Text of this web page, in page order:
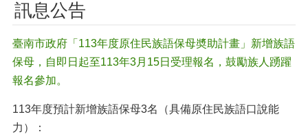
訊息公告
臺南市政府「113年度原住民族語保母奬助計畫」新增族語
保母，自即日起至113年3月15日受理報名，鼓勵族人踴躍
報名參加。
113年度預計新增族語保母3名（具備原住民族語口說能
力）：